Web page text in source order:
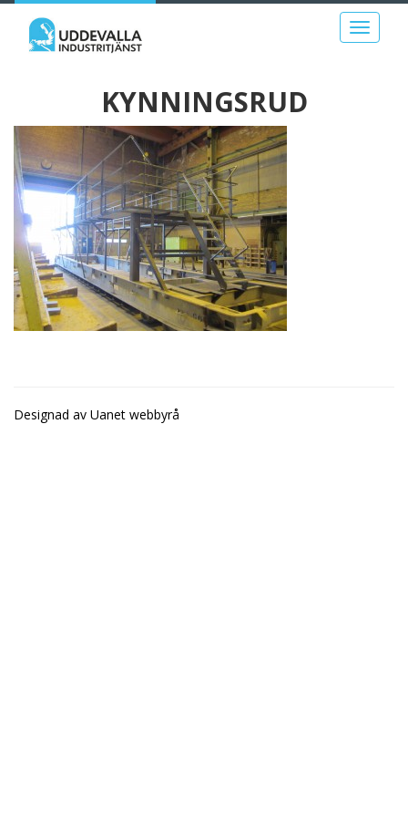
Toggle
KYNNINGSRUD
Designad av Uanet webbyrå